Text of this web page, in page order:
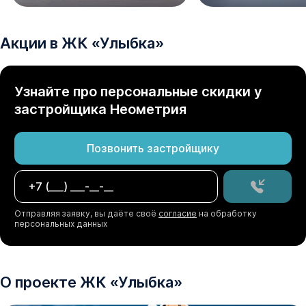
Акции в ЖК «Улыбка»
Узнайте про персональные скидки у
застройщика Неометрия
Позвонить застройщику
Отправляя заявку, вы даёте своё согласие на обработку
персональных данных
О проекте ЖК «Улыбка»